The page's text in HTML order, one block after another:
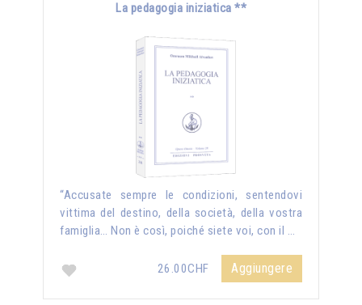
La pedagogia iniziatica **
“Accusate sempre le condizioni, sentendovi
vittima del destino, della società, della vostra
famiglia… Non è così, poiché siete voi, con il …
26.00CHF Aggiungere